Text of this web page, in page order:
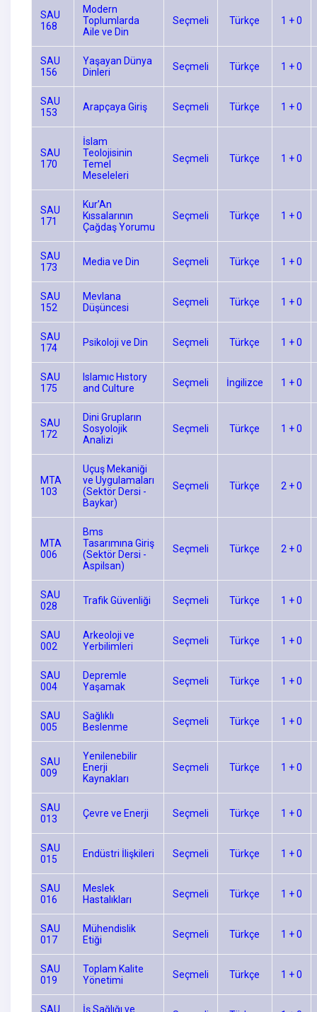
SAU
168
Modern
Toplumlarda
Aile ve Din
Seçmeli Türkçe 1 + 0
SAU
156
Yaşayan Dünya
Dinleri
Seçmeli Türkçe 1 + 0
SAU
153
Arapçaya Giriş Seçmeli Türkçe 1 + 0
SAU
170
İslam
Teolojisinin
Temel
Meseleleri
Seçmeli Türkçe 1 + 0
SAU
171
Kur’An
Kıssalarının
Çağdaş Yorumu
Seçmeli Türkçe 1 + 0
SAU
173
Media ve Din Seçmeli Türkçe 1 + 0
SAU
152
Mevlana
Düşüncesi
Seçmeli Türkçe 1 + 0
SAU
174
Psikoloji ve Din Seçmeli Türkçe 1 + 0
SAU
175
Islamıc Hıstory
and Culture
Seçmeli İngilizce 1 + 0
SAU
172
Dini Grupların
Sosyolojik
Analizi
Seçmeli Türkçe 1 + 0
MTA
103
Uçuş Mekaniği
ve Uygulamaları
(Sektör Dersi -
Baykar)
Seçmeli Türkçe 2 + 0
MTA
006
Bms
Tasarımına Giriş
(Sektör Dersi -
Aspilsan)
Seçmeli Türkçe 2 + 0
SAU
028
Trafik Güvenliği Seçmeli Türkçe 1 + 0
SAU
002
Arkeoloji ve
Yerbilimleri
Seçmeli Türkçe 1 + 0
SAU
004
Depremle
Yaşamak
Seçmeli Türkçe 1 + 0
SAU
005
Sağlıklı
Beslenme
Seçmeli Türkçe 1 + 0
SAU
009
Yenilenebilir
Enerji
Kaynakları
Seçmeli Türkçe 1 + 0
SAU
013
Çevre ve Enerji Seçmeli Türkçe 1 + 0
SAU
015
Endüstri İlişkileri Seçmeli Türkçe 1 + 0
SAU
016
Meslek
Hastalıkları
Seçmeli Türkçe 1 + 0
SAU
017
Mühendislik
Etiği
Seçmeli Türkçe 1 + 0
SAU
019
Toplam Kalite
Yönetimi
Seçmeli Türkçe 1 + 0
SAU İş Sağlığı ve